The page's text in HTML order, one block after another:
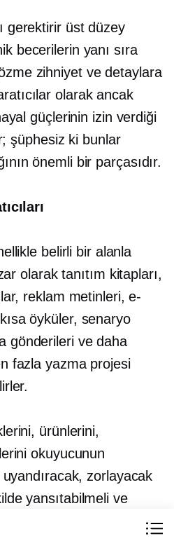
gerektirir üst düzey
becerilerin yanı sıra
zihniyet ve detaylara
olarak ancak
güçlerinin izin verdiği
şüphesiz ki bunlar
önemli bir parçasıdır.
belirli bir alanla
olarak tanıtım kitapları,
reklam metinleri, e-
öyküler, senaryo
gönderileri ve daha
fazla yazma projesi
ürünlerini,
okuyucunun
uyandıracak, zorlayacak
yansıtabilmeli ve
Kim olduğunuza bağlı